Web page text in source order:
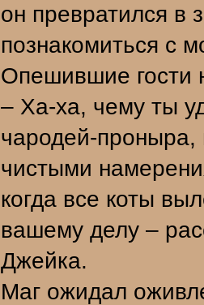
он превратился в
познакомиться с
Опешившие гости
– Ха-ха, чему ты
чародей-
чистыми
когда все коты
вашему делу –
Джейка.
Маг ожидал